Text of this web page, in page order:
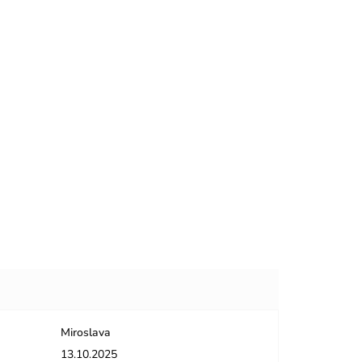
Miroslava
Hodnotenie obchodu je 5 z 5 hviezdičiek.
13.10.2025